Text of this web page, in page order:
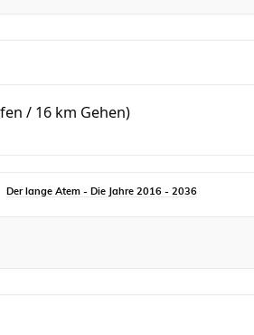
/ 16 km Gehen)
Der lange Atem - Die Jahre 2016 - 2036